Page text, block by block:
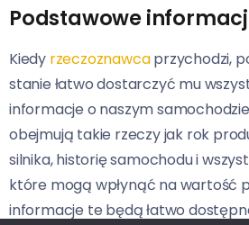
Podstawowe
Kiedy rzeczoznawcaprzychodzi,
stanie łatwo dostarczyć mu
informacje o naszym
obejmują takie rzeczy jak rok
silnika, historię samochodu i
które mogą wpłynąć na wartość
informacje te będą łatwo